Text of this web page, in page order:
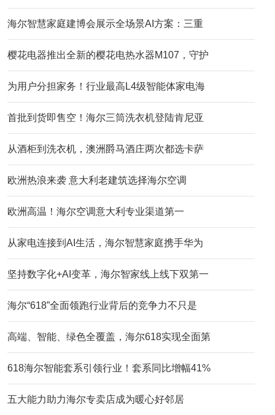
海尔智慧家庭建博会展示全场景AI方案：三重
樱花电器推出全新的樱花电热水器M107，守护
为用户分担家务！行业最高L4级智能体家电海
首批到货即售空！海尔三筒洗衣机登陆肯尼亚
从酒柜到洗衣机，澳洲爵马酒庄两次都选卡萨
欧洲热浪来袭 意大利老建筑选择海尔空调
欧洲高温！海尔空调意大利专业渠道第一
从家电连接到AI生活，海尔智慧家庭携手华为
坚持数字化+AI变革，海尔智家线上线下双第一
海尔“618”全面领跑行业背后的竞争力不只是
高端、智能、绿色全覆盖，海尔618实现全面第
618海尔智能套系引领行业！套系同比增幅41%
五大能力助力海尔专卖店成为暖心好邻居